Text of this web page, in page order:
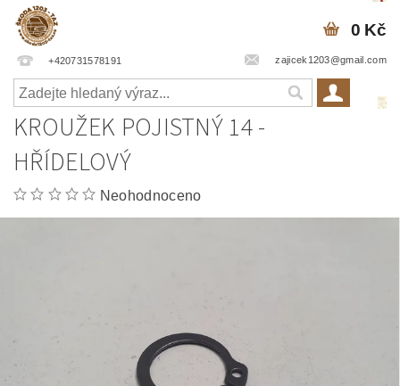
+420731578191 zajicek1203@gmail.com
0 Kč
KROUŽEK POJISTNÝ 14 -
HŘÍDELOVÝ
Neohodnoceno